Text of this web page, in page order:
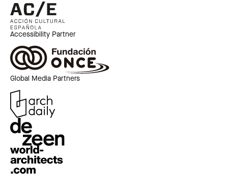
Accessibility Partner
Global Media Partners